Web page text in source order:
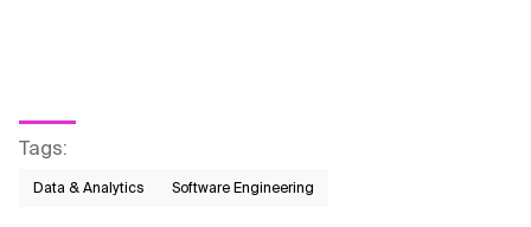
Tags:
Data & Analytics Software Engineering